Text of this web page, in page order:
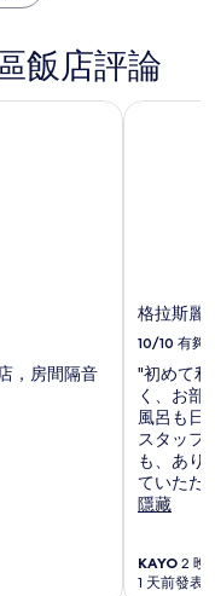
飯店評論
，房間隔音
格拉斯麗
10/10 有夠
"初めて
く、お部
風呂も日
スタッフ
も、あり
ていただ
隱藏
KAYO 2 晚
1 天前發表
格拉斯麗